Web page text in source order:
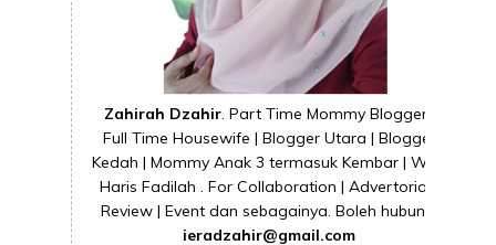
Zahirah Dzahir. Part Time Mommy Blogger |
Full Time Housewife | Blogger Utara | Blogger
Kedah | Mommy Anak 3 termasuk Kembar | Wife
Haris Fadilah . For Collaboration | Advertorial |
Review | Event dan sebagainya. Boleh hubungi
ieradzahir@gmail.com